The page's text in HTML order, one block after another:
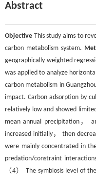
Abstract
Objective This study aims to
carbon metabolism system.
geographically weighted
was applied to analyze
carbon metabolism in
impact. Carbon adsorption by
relatively low and showed
mean annual precipitation，
increased initially， then
were mainly concentrated in
predation/constraint
（4） The symbiosis level of